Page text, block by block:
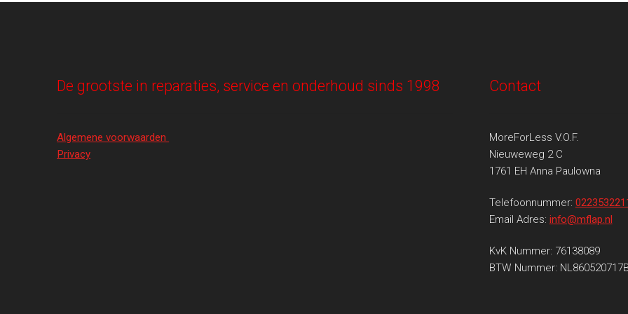
De grootste in reparaties, service en onderhoud sinds 1998
Algemene voorwaarden
Privacy
Contact
MoreForLess V.O.F.
Nieuweweg 2 C
1761 EH Anna Paulowna
Telefoonnummer:
Email Adres: info@mflap.nl
KvK Nummer: 76138089
BTW Nummer: